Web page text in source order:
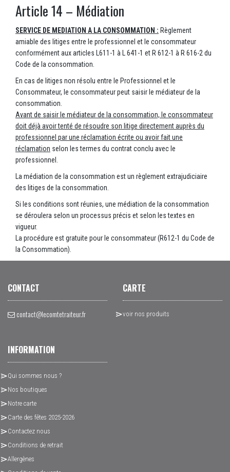
Article 14 – Médiation
SERVICE DE MEDIATION A LA CONSOMMATION : Règlement
amiable des litiges entre le professionnel et le consommateur
conformément aux articles L611-1 à L 641-1 et R 612-1 à R 616-2 du
Code de la consommation.
En cas de litiges non résolu entre le Professionnel et le
Consommateur, le consommateur peut saisir le médiateur de la
consommation.
Avant de saisir le médiateur de la consommation, le consommateur
doit déjà avoir tenté de résoudre son litige directement auprès du
professionnel par une réclamation écrite ou avoir fait une
réclamation selon les termes du contrat conclu avec le
professionnel.
La médiation de la consommation est un règlement extrajudiciaire
des litiges de la consommation.
Si les conditions sont réunies, une médiation de la consommation
se déroulera selon un processus précis et selon les textes en
vigueur.
La procédure est gratuite pour le consommateur (R612-1 du Code de
la Consommation).
CONTACT
contact@lecomtetraiteur.fr
CARTE
voir nos produits
INFORMATION
Qui sommes nous ?
Nos boutiques
Notre carte
Carte des fêtes 2025-2026
Contactez nous
Conditions de retrait
Allergènes